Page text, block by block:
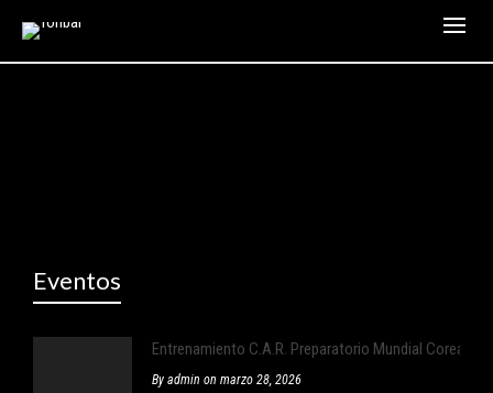
Eventos
Entrenamiento C.A.R. Preparatorio Mundial Corea
By admin on marzo 28, 2026